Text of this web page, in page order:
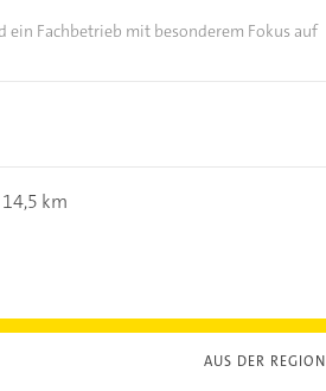
ein Fachbetrieb mit besonderem Fokus auf
14,5 km
AUS DER REGION